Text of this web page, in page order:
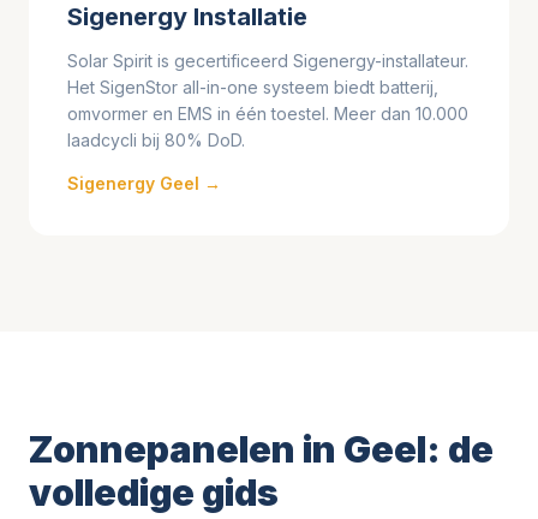
Sigenergy Installatie
Solar Spirit is gecertificeerd Sigenergy-installateur.
Het SigenStor all-in-one systeem biedt batterij,
omvormer en EMS in één toestel. Meer dan 10.000
laadcycli bij 80% DoD.
Sigenergy Geel →
Zonnepanelen in Geel: de
volledige gids